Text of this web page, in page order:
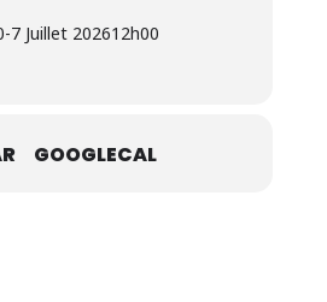
-7 Juillet 202612h00
GOOGLECAL